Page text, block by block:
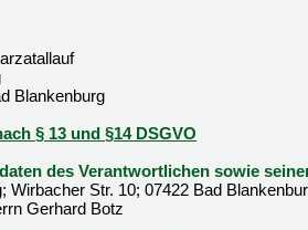
Blankenburg
§ 13 und §14 DSGVO
des Verantwortlichen sowie
Wirbacher Str. 10; 07422 Bad
Gerhard Botz